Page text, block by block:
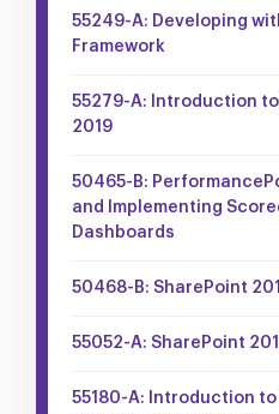
55249-A: Developing
Framework
55279-A: Introduction
2019
50465-B:
and Implementing
Dashboards
50468-B: SharePoint
55052-A: SharePoint
55180-A: Introduction